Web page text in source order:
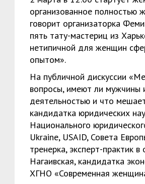
организованное полностью
говорит организаторка
пять тату-мастериц из
нетипичной для женщин
опытом».
На публичной дискуссии
вопросы, имеют ли мужчины
деятельностью и что
кандидатка юридических
Национального
Ukraine, USAID, Совета
тренерка, эксперт-практик
Нагаивская, кандидатка
ХГНО «Современная